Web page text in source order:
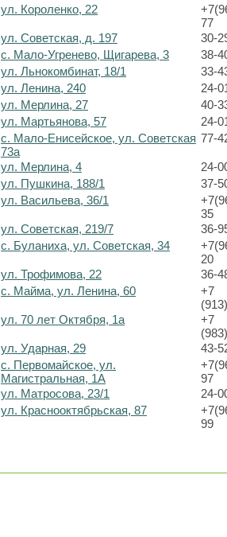
ул. Короленко, 22
77
ул. Советская, д. 197
30-
с. Мало-Угренево, Щигарева, 3
38-
ул. Льнокомбинат, 18/1
33-
ул. Ленина, 240
24-
ул. Мерлина, 27
40-
ул. Мартьянова, 57
24-
с. Мало-Енисейское, ул. Советская
73а
77-
ул. Мерлина, 4
24-
ул. Пушкина, 188/1
37-
ул. Васильева, 36/1
35
ул. Советская, 219/7
36-
с. Буланиха, ул. Советская, 34
20
ул. Трофимова, 22
36-
с. Майма, ул. Ленина, 60
+7
ул. 70 лет Октября, 1а
+7
ул. Ударная, 29
43-
с. Первомайское, ул.
Магистральная, 1А
97
ул. Матросова, 23/1
24-
ул. Краснооктябрьская, 87
99